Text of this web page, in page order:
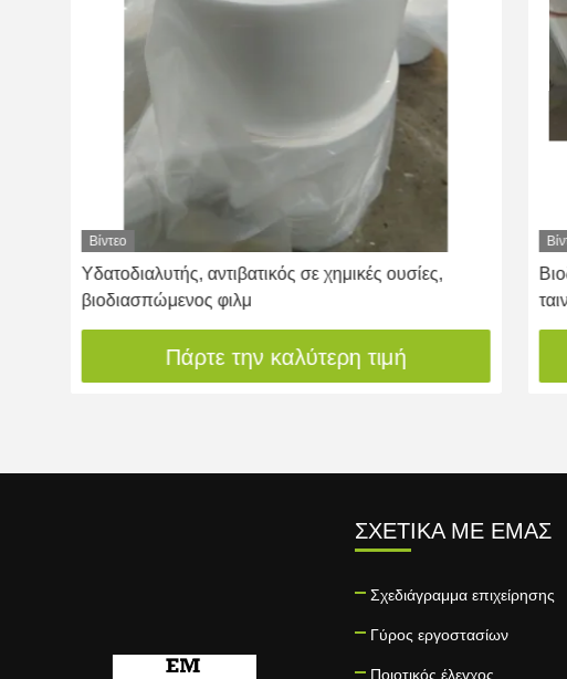
Βίντεο
Υδατοδιαλυτής, αντιβατικός σε χημικές ουσίες,
βιοδιασπώμενος φιλμ
Πάρτε την καλύτερη τιμή
ΣΧΕΤΙΚΆ ΜΕ ΕΜΆΣ
Σχεδιάγραμμα επιχείρησης
Γύρος εργοστασίων
Ποιοτικός έλεγχος